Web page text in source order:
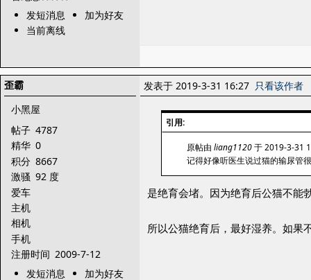
发短消息
加为好友
当前离线
歪霸
小黑屋
帖子 4787
精华 0
积分 8667
激骚 92 度
爱车
主机
相机
手机
注册时间 2009-7-12
发短消息
加为好友
发表于 2019-3-31 16:27 只看该作者
引用:
原帖由 liang1120于 2019-3-31
记得好像听医生说过猫的输尿管
是绝育会堵。因为绝育后公猫不能
所以公猫绝育后，最好湿养。如果